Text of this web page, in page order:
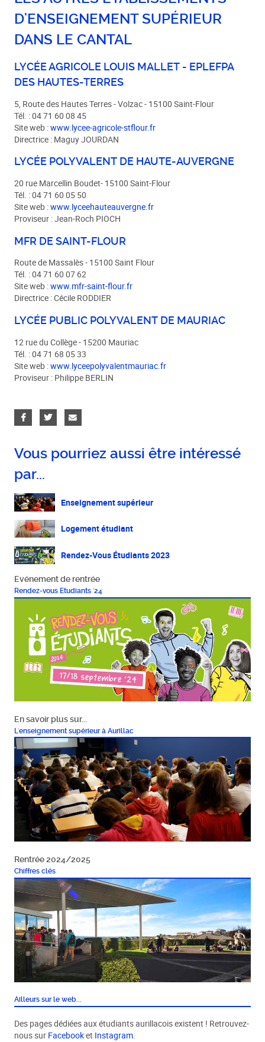
D'ENSEIGNEMENT SUPÉRIEUR
DANS LE CANTAL
LYCÉE AGRICOLE LOUIS MALLET - EPLEFPA
DES HAUTES-TERRES
5, Route des Hautes Terres - Volzac - 15100 Saint-Flour
Tél. : 04 71 60 08 45
Site web :www.lycee-agricole-stflour.fr
Directrice : Maguy JOURDAN
LYCÉE POLYVALENT DE HAUTE-AUVERGNE
20 rue Marcellin Boudet- 15100 Saint-Flour
Tél. : 04 71 60 05 50
Site web :www.lyceehauteauvergne.fr
Proviseur : Jean-Roch PIOCH
MFR DE SAINT-FLOUR
Route de Massalès - 15100 Saint Flour
Tél. : 04 71 60 07 62
Site web :www.mfr-saint-flour.fr
Directrice : Cécile RODDIER
LYCÉE PUBLIC POLYVALENT DE MAURIAC
12 rue du Collège - 15200 Mauriac
Tél. : 04 71 68 05 33
Site web :www.lyceepolyvalentmauriac.fr
Proviseur : Philippe BERLIN
Vous pourriez aussi être intéressé
par...
Enseignement supérieur
Logement étudiant
Rendez-Vous Étudiants 2023
Rendez-vous Etudiants '24
Evénement de rentrée
L'enseignement supérieur à Aurillac
En savoir plus sur...
Chiffres clés
Rentrée 2024/2025
Ailleurs sur le web...
Des pages dédiées aux étudiants aurillacois existent ! Retrouvez-
nous sur Facebooket Instagram.